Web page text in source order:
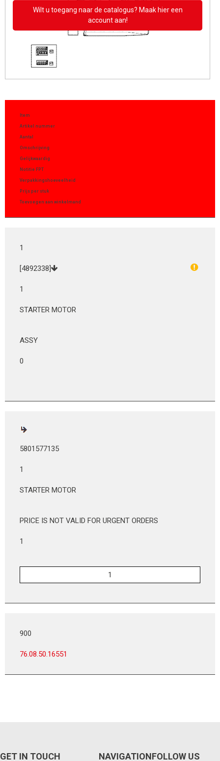
Wilt u toegang naar de catalogus? Maak hier een
account aan!
Item
Artikel nummer
Aantal
Omschrijving
Gelijkwaardig
Notitie FPT
Verpakkingshoeveelheid
Prijs per stuk
Toevoegen aan winkelmand
1
[4892338]
1
STARTER MOTOR
ASSY
0
5801577135
1
STARTER MOTOR
PRICE IS NOT VALID FOR URGENT ORDERS
1
900
76.08.50.16551
GET IN TOUCH NAVIGATIONFOLLOW US